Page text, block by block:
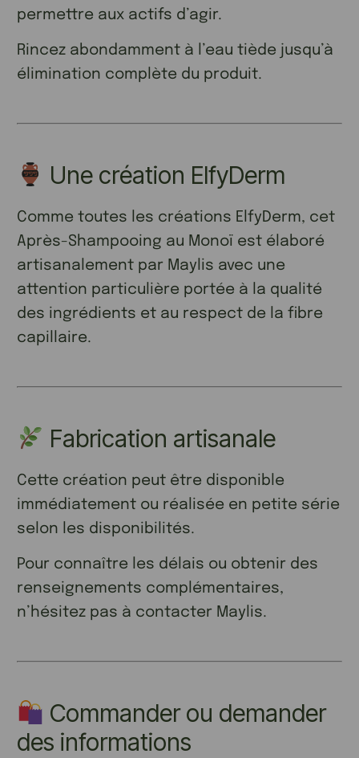
permettre aux actifs d’agir.
Rincez abondamment à l’eau tiède jusqu’à
élimination complète du produit.
Une création ElfyDerm
Comme toutes les créations ElfyDerm, cet
Après-Shampooing au Monoï est élaboré
artisanalement par Maylis avec une
attention particulière portée à la qualité
des ingrédients et au respect de la fibre
capillaire.
Fabrication artisanale
Cette création peut être disponible
immédiatement ou réalisée en petite série
selon les disponibilités.
Pour connaître les délais ou obtenir des
renseignements complémentaires,
n’hésitez pas à contacter Maylis.
Commander ou demander
des informations